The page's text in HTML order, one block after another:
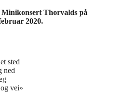
Thorvalds på
2020.
sted
ned
vei»